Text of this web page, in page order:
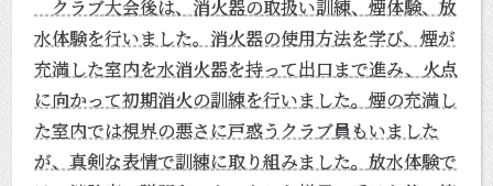
クラブ大会後は、消火器の取扱い訓練、煙体験、放
水体験を行いました。消火器の使用方法を学び、煙が
充満した室内を水消火器を持って出口まで進み、火点
に向かって初期消火の訓練を行いました。煙の充満し
た室内では視界の悪さに戸惑うクラブ員もいました
が、真剣な表情で訓練に取り組みました。放水体験で